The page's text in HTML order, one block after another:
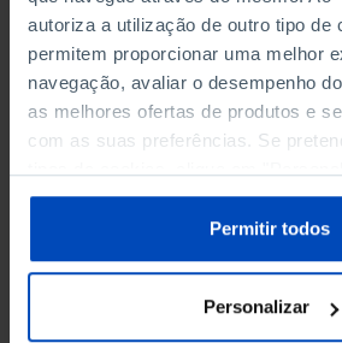
autoriza a utilização de outro tipo de
permitem proporcionar uma melhor
navegação, avaliar o desempenho
as melhores ofertas de produtos e
com as suas preferências. Se
sobre cookies através da gestão de
Política de Cookies.
Permitir todos
Personalizar
RETRATOS
Tejo, Um
religioso e